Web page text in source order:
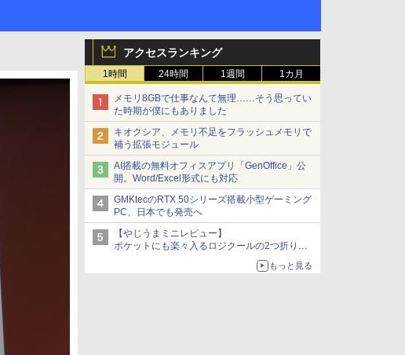
アクセスランキング
1時間 24時間 1週間 1カ月
メモリ8GBで仕事なんて無理……そう思ってい
た時期が僕にもありました
キオクシア、メモリ不足をフラッシュメモリで
補う拡張モジュール
AI搭載の無料オフィスアプリ「GenOffice」公
開。Word/Excel形式にも対応
GMKtecのRTX 50シリーズ搭載小型ゲーミング
PC、日本でも発売へ
【やじうまミニレビュー】
ポケットにも楽々入るロジクールの2つ折りマ
ウス「Mobi Fold」。その気になるギミックと
もっと見る